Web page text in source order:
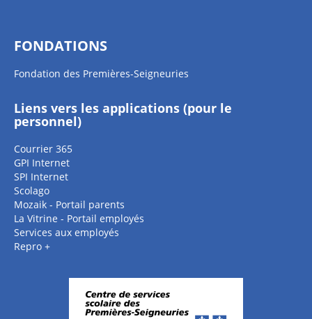
FONDATIONS
Fondation des Premières-Seigneuries
Liens vers les applications (pour le
personnel)
Courrier 365
GPI Internet
SPI Internet
Scolago
Mozaik - Portail parents
La Vitrine - Portail employés
Services aux employés
Repro +